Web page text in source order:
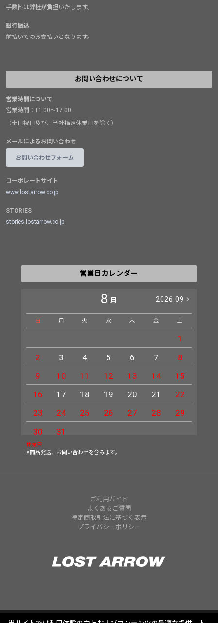
手数料は弊社が負担いたします。
銀行振込
前払いでのお支払いとなります。
お問い合わせについて
営業時間について
営業時間：11:00～17:00
（土日祝日及び、当社指定休業日を除く）
メールによるお問い合わせ
お問い合わせフォーム
コーポレートサイト
www.lostarrow.co.jp
STORIES
stories.lostarrow.co.jp
営業日カレンダー
8 月 2026.09
日 月 火 水 木 金 土
1
2
3 4 5 6 7
8
9
10 11 12 13 14
15
16
17 18 19 20 21
22
23
24 25 26 27 28
29
30
31
休業日
※商品発送、お問い合わせを含みます。
ご利用ガイド
よくあるご質問
特定商取引法に基づく表示
プライバシーポリシー